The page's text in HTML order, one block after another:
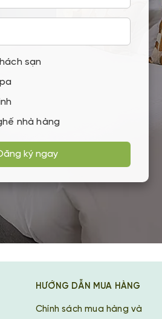
sạn
nhà hàng
ký ngay
HƯỚNG DẪN MUA HÀNG
Chính sách mua hàng và